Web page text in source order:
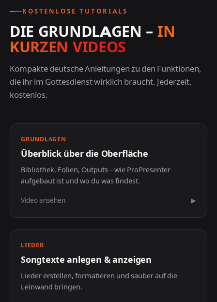
KOSTENLOSE TUTORIALS
DIE GRUNDLAGEN – IN
KURZEN VIDEOS
Kompakte deutsche Anleitungen zu den Funktionen,
die ihr im Gottesdienst wirklich braucht. Jederzeit,
kostenlos.
Einsteiger
GRUNDLAGEN
Überblick über die Oberfläche
Bibliothek, Folien, Outputs – wie ProPresenter
aufgebaut ist und wo du was findest.
Video ansehen ▶
LIEDER
Songtexte anlegen & anzeigen
Lieder erstellen, formatieren und sauber auf die
Leinwand bringen.